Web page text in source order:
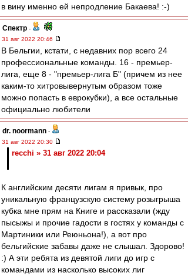
в вину именно ей непродление Бакаева! :-)
Спектр -
31 авг 2022 20:46
В Бельгии, кстати, с недавних пор всего 24
профессиональные команды. 16 - премьер-
лига, еще 8 - "премьер-лига Б" (причем из нее
каким-то хитровывернутым образом тоже
можно попасть в еврокубки), а все остальные
официально любители
dr. noormann -
31 авг 2022 20:30
recchi » 31 авг 2022 20:04
К английским десяти лигам я привык, про
уникальную французскую систему розыгрыша
кубка мне прям на Книге и рассказали (жду
пысыжы и прочие гадости в гостях у команды с
Мартиники или Реюньона!), а вот про
бельгийские забавы даже не слышал. Здорово!
:) А эти ребята из девятой лиги до игр с
командами из насколько высоких лиг